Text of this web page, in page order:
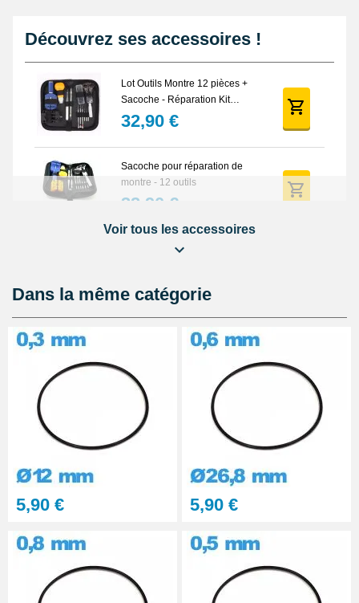
Découvrez ses accessoires !
Lot Outils Montre 12 pièces +
Sacoche - Réparation Kit
Horlogerie
32,90 €
Sacoche pour réparation de
montre - 12 outils
32,90 €
Lubrijoint – Graisse pour Joint
8,90 €
Kit Réparation Montre
23,90 €
Voir tous les accessoires
Dans la même catégorie
5,90 € 5,90 €